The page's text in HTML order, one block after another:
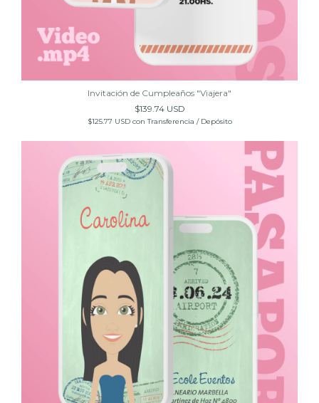
Invitación de Cumpleaños "Viajera"
$139.74 USD
$125.77 USD con Transferencia / Depósito